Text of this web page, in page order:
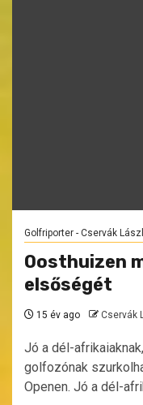
Golfriporter - Cservák
Oosthuizen
elsőségét
15 év ago Cservák
Jó a dél-
golfozónak
Openen. Jó a dél-